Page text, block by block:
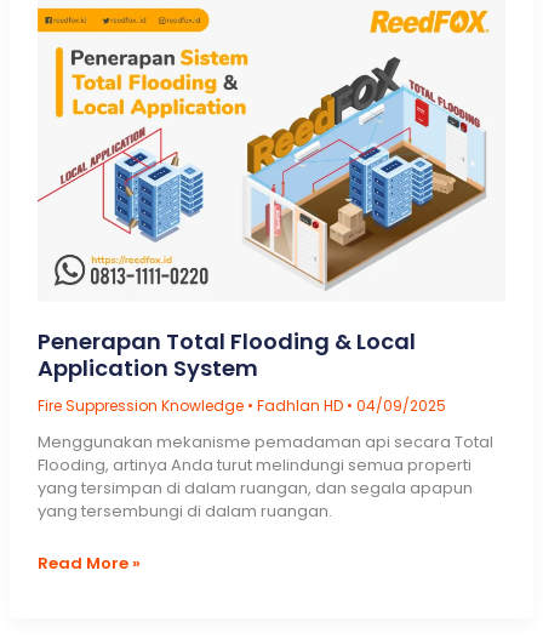
Inspeksi
Room
Integrity
Testing
Penerapan Total Flooding & Local
Application System
Fire Suppression Knowledge• Fadhlan HD • 04/09/2025
Menggunakan mekanisme pemadaman api secara Total
Flooding, artinya Anda turut melindungi semua properti
yang tersimpan di dalam ruangan, dan segala apapun
yang tersembungi di dalam ruangan.
Penerapan
Read More »